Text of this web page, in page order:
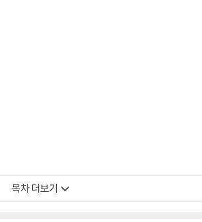
목차 더보기